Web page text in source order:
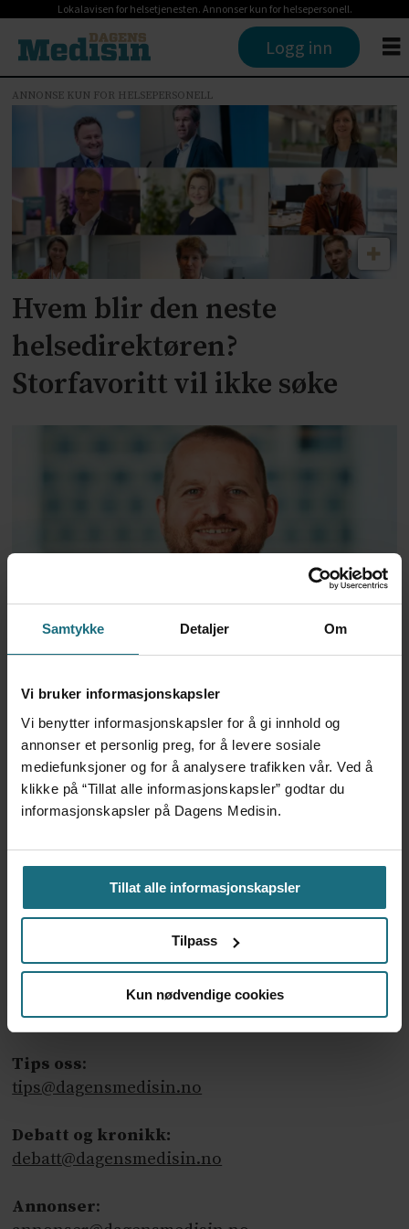
Samtykke Detaljer Om
Vi bruker informasjonskapsler
Vi benytter informasjonskapsler for å gi innhold og
annonser et personlig preg, for å levere sosiale
mediefunksjoner og for å analysere trafikken vår. Ved å
klikke på “Tillat alle informasjonskapsler” godtar du
informasjonskapsler på Dagens Medisin.
Tillat alle informasjonskapsler
Tilpass
Kun nødvendige cookies
Lokalavisen for helsetjenesten. Annonser kun for helsepersonell.
Logg inn
john-
arne
røttingen
ANNONSE KUN FOR HELSEPERSONELL
Hvem blir den neste
helsedirektøren?
Storfavoritt vil ikke søke
Tillitsvalgte frykter
beslutninger om
helseforvaltning blir tatt
uten de ansatte
ANNONSE KUN FOR HELSEPERSONELL
ANNONSE KUN FOR HELSEPERSONELL
ANNONSE KUN FOR HELSEPERSONELL
Ansvarlig redaktør: Martin Gray
Tips oss:
tips@dagensmedisin.no
Debatt og kronikk:
debatt@dagensmedisin.no
Annonser: